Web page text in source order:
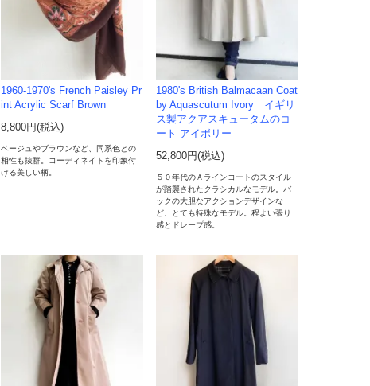
1960-1970's French Paisley Pr
int Acrylic Scarf Brown
8,800円(税込)
ベージュやブラウンなど、同系色との
相性も抜群。コーディネイトを印象付
ける美しい柄。
1980's British Balmacaan Coat
by Aquascutum Ivory イギリ
ス製アクアスキュータムのコ
ート アイボリー
52,800円(税込)
５０年代のＡラインコートのスタイル
が踏襲されたクラシカルなモデル。バ
ックの大胆なアクションデザインな
ど、とても特殊なモデル。程よい張り
感とドレープ感。